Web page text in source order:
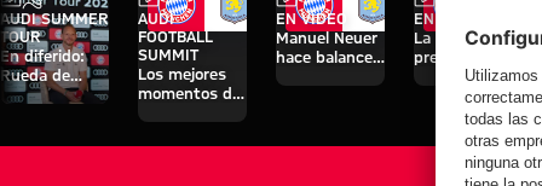
AUDI SUMMER
TOUR
En diferido:
Rueda de
prensa con
AUDI
FOOTBALL
SUMMIT
Los mejores
momentos del
EN VÍDEO
Manuel Neuer
hace balance
EN VÍDEO
La rueda de
prensa tras el
Audi Football
Summit
contra el
Aston Villa